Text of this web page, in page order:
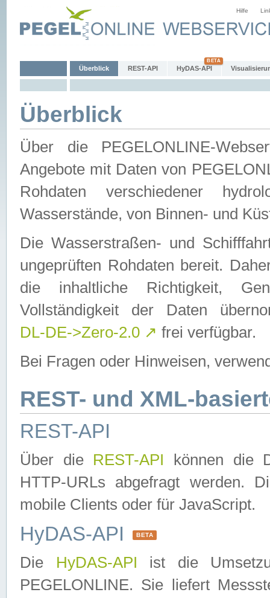
Hilfe
Überblick REST-API HyDAS-API
Überblick
Über die PEGELONLINE-
Angebote mit Daten von
Rohdaten verschiedener
Wasserstände, von Binnen- und
Die Wasserstraßen- und
ungeprüften Rohdaten bereit.
die inhaltliche Richtigkeit,
Vollständigkeit der Daten
DL-DE->Zero-2.0 ↗ frei verfügbar.
Bei Fragen oder Hinweisen,
REST- und XML-
REST-API
Über die REST-API können die
HTTP-URLs abgefragt werden.
mobile Clients oder für JavaScript.
HyDAS-API BETA
Die HyDAS-API ist die
PEGELONLINE. Sie liefert